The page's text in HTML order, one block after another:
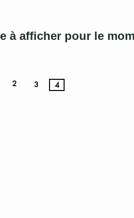
à afficher pour le
2 3 4